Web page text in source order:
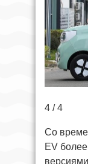
4 / 4
Со
EV